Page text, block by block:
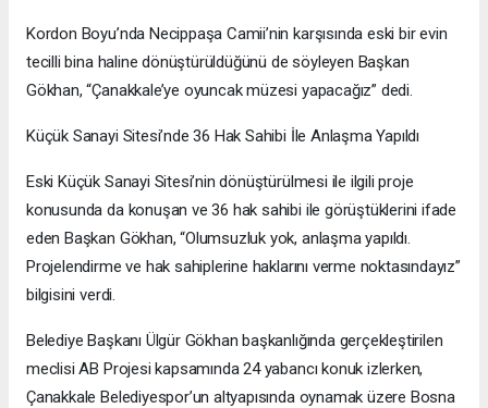
Kordon Boyu’nda Necippaşa Camii’nin karşısında eski bir evin
tecilli bina haline dönüştürüldüğünü de söyleyen Başkan
Gökhan, “Çanakkale’ye oyuncak müzesi yapacağız” dedi.
Küçük Sanayi Sitesi’nde 36 Hak Sahibi İle Anlaşma Yapıldı
Eski Küçük Sanayi Sitesi’nin dönüştürülmesi ile ilgili proje
konusunda da konuşan ve 36 hak sahibi ile görüştüklerini ifade
eden Başkan Gökhan, “Olumsuzluk yok, anlaşma yapıldı.
Projelendirme ve hak sahiplerine haklarını verme noktasındayız”
bilgisini verdi.
Belediye Başkanı Ülgür Gökhan başkanlığında gerçekleştirilen
meclisi AB Projesi kapsamında 24 yabancı konuk izlerken,
Çanakkale Belediyespor’un altyapısında oynamak üzere Bosna